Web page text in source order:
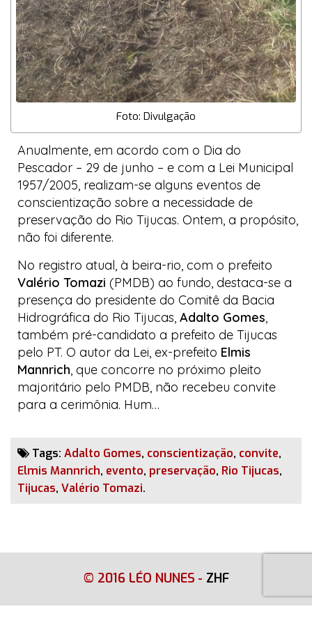
Foto: Divulgação
Anualmente, em acordo com o Dia do
Pescador – 29 de junho – e com a Lei Municipal
1957/2005, realizam-se alguns eventos de
conscientização sobre a necessidade de
preservação do Rio Tijucas. Ontem, a propósito,
não foi diferente.
No registro atual, à beira-rio, com o prefeito
Valério Tomazi (PMDB) ao fundo, destaca-se a
presença do presidente do Comitê da Bacia
Hidrográfica do Rio Tijucas, Adalto Gomes,
também pré-candidato a prefeito de Tijucas
pelo PT. O autor da Lei, ex-prefeito Elmis
Mannrich, que concorre no próximo pleito
majoritário pelo PMDB, não recebeu convite
para a cerimônia. Hum…
Tags: Adalto Gomes, conscientização, convite,
Elmis Mannrich, evento, preservação, Rio Tijucas,
Tijucas, Valério Tomazi.
© 2016 LÉO NUNES - ZHF